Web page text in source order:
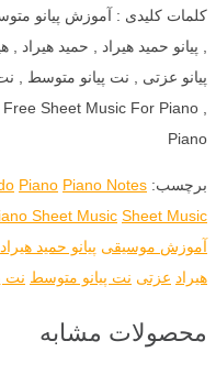
کلمات کلیدی : آموزش پیانو
, پیانو حمید هیراد , حمید هیراد ,
Sheet Music For Piano ,
Piano
برچسب: Piano Piano Notes
Sheet Music Sheet Music
آموزش موسیقی پیانو حمید هیراد
هیراد عزتی نت پیانو متوسط نت
محصولات مشابه